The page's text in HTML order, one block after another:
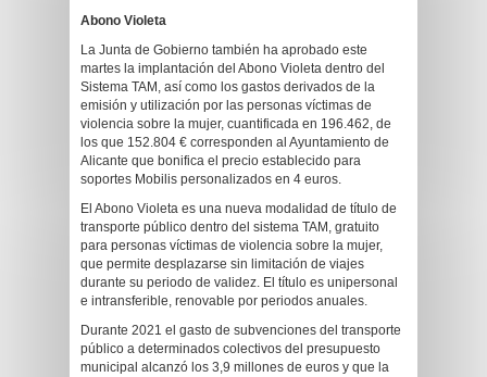
Abono Violeta
La Junta de Gobierno también ha aprobado este
martes la implantación del Abono Violeta dentro del
Sistema TAM, así como los gastos derivados de la
emisión y utilización por las personas víctimas de
violencia sobre la mujer, cuantificada en 196.462, de
los que 152.804 € corresponden al Ayuntamiento de
Alicante que bonifica el precio establecido para
soportes Mobilis personalizados en 4 euros.
El Abono Violeta es una nueva modalidad de título de
transporte público dentro del sistema TAM, gratuito
para personas víctimas de violencia sobre la mujer,
que permite desplazarse sin limitación de viajes
durante su periodo de validez. El título es unipersonal
e intransferible, renovable por periodos anuales.
Durante 2021 el gasto de subvenciones del transporte
público a determinados colectivos del presupuesto
municipal alcanzó los 3,9 millones de euros y que la